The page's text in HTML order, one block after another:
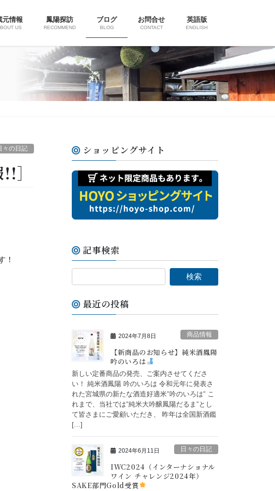
元情報
US
鳳陽探訪
RECOMMEND
ブログ
BLOG
お問合せ
CONTACT
英語版
ENGLISH
々の日記
］
！
ショッピングサイト
記事検索
最近の投稿
2024年7月8日 商品情報
【新商品のお知らせ】純米酒鳳陽
吟のいろは
新しい定番商品の発売、ご案内させてくださ
い！ 純米酒鳳陽 吟のいろは 令和元年に発表さ
れた宮城県の新たな酒造好適米”吟のいろは” こ
れまで、当社では”純米大吟醸鳳陽だるま”とし
て皆さまにご愛顧いただき、 昨年は全国新酒鑑
[…]
2024年6月11日 日々の日記
IWC2024（インターナショナル
ワイン チャレンジ2024年）
SAKE部門Gold受賞